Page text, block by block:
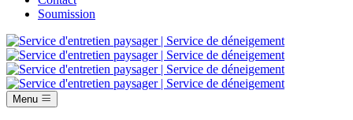
Soumission
Menu